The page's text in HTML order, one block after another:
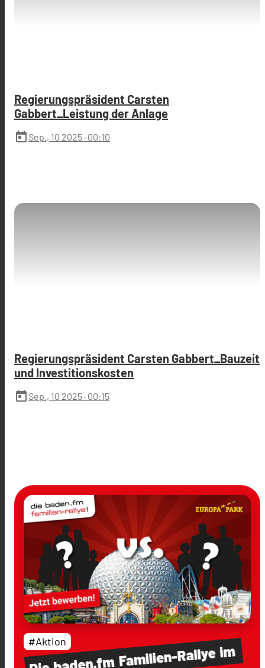
Regierungspräsident Carsten
Gabbert_Leistung der Anlage
today Sep., 10 2025 · 00:10
Regierungspräsident Carsten Gabbert_Bauzeit
und Investitionskosten
today Sep., 10 2025 · 00:15
baden.fmFamilien-Rallyeim
#Aktion